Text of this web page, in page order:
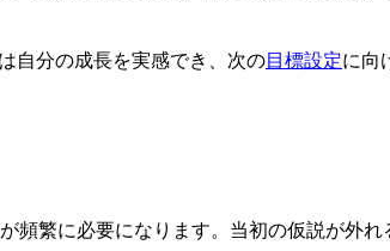
自分の成長を実感でき、次の目標設定に向
繁に必要になります。当初の仮説が外